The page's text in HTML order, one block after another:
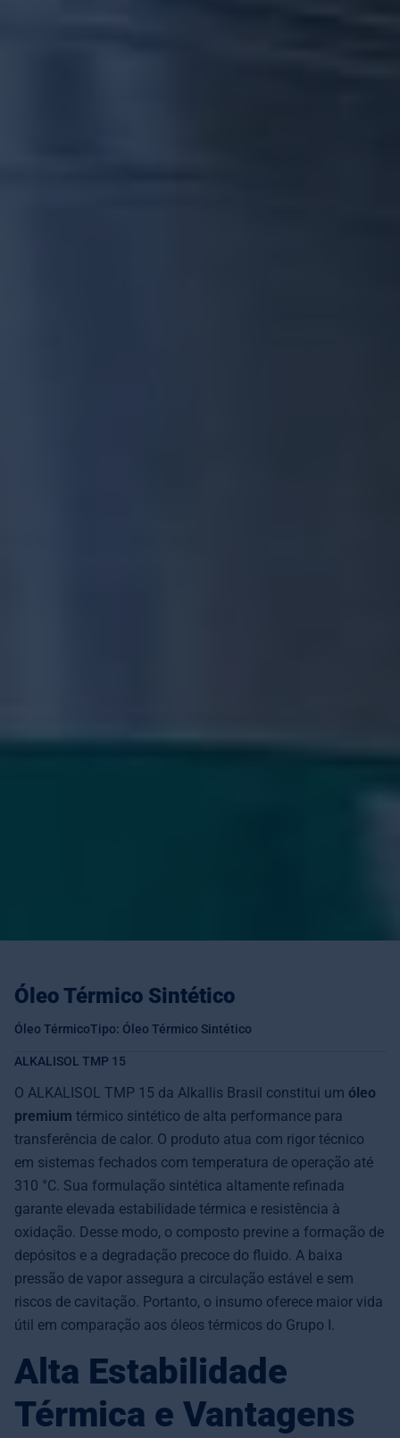
Óleo Térmico Sintético
Óleo TérmicoTipo: Óleo Térmico Sintético
ALKALISOL TMP 15
O ALKALISOL TMP 15 da Alkallis Brasil constitui um óleo
premium térmico sintético de alta performance para
transferência de calor. O produto atua com rigor técnico
em sistemas fechados com temperatura de operação até
310 °C. Sua formulação sintética altamente refinada
garante elevada estabilidade térmica e resistência à
oxidação. Desse modo, o composto previne a formação de
depósitos e a degradação precoce do fluido. A baixa
pressão de vapor assegura a circulação estável e sem
riscos de cavitação. Portanto, o insumo oferece maior vida
útil em comparação aos óleos térmicos do Grupo I.
Alta Estabilidade
Térmica e Vantagens